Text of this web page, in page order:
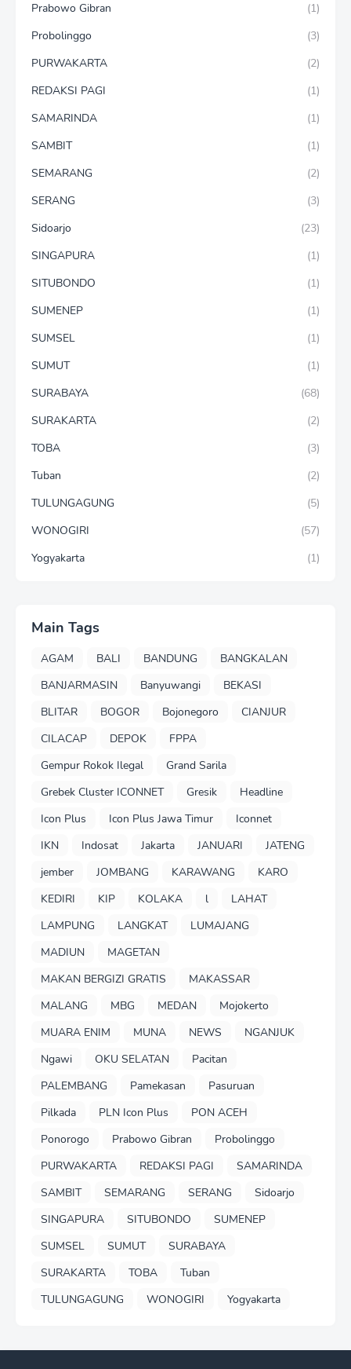
Prabowo Gibran
(1)
Probolinggo
(3)
PURWAKARTA
(2)
REDAKSI PAGI
(1)
SAMARINDA
(1)
SAMBIT
(1)
SEMARANG
(2)
SERANG
(3)
Sidoarjo
(23)
SINGAPURA
(1)
SITUBONDO
(1)
SUMENEP
(1)
SUMSEL
(1)
SUMUT
(1)
SURABAYA
(68)
SURAKARTA
(2)
TOBA
(3)
Tuban
(2)
TULUNGAGUNG
(5)
WONOGIRI
(57)
Yogyakarta
(1)
Main Tags
AGAM BALI BANDUNG
BANGKALAN
BANJARMASIN
Banyuwangi
BEKASI
BLITAR
BOGOR Bojonegoro
CIANJUR
CILACAP
DEPOK
FPPA
Gempur Rokok Ilegal
Grand Sarila
Grebek Cluster ICONNET
Gresik
Headline
Icon Plus
Icon Plus Jawa Timur
Iconnet
IKN
Indosat Jakarta JANUARI
JATENG
jember
JOMBANG KARAWANG
KARO
KEDIRI
KIP KOLAKA l
LAHAT
LAMPUNG
LANGKAT
LUMAJANG
MADIUN
MAGETAN
MAKAN BERGIZI GRATIS
MAKASSAR
MALANG
MBG MEDAN
Mojokerto
MUARA ENIM
MUNA NEWS
NGANJUK
Ngawi
OKU SELATAN
Pacitan
PALEMBANG
Pamekasan
Pasuruan
Pilkada
PLN Icon Plus
PON ACEH
Ponorogo
Prabowo Gibran
Probolinggo
PURWAKARTA
REDAKSI PAGI
SAMARINDA
SAMBIT
SEMARANG SERANG
Sidoarjo
SINGAPURA
SITUBONDO
SUMENEP
SUMSEL
SUMUT
SURABAYA
SURAKARTA
TOBA
Tuban
TULUNGAGUNG
WONOGIRI Yogyakarta